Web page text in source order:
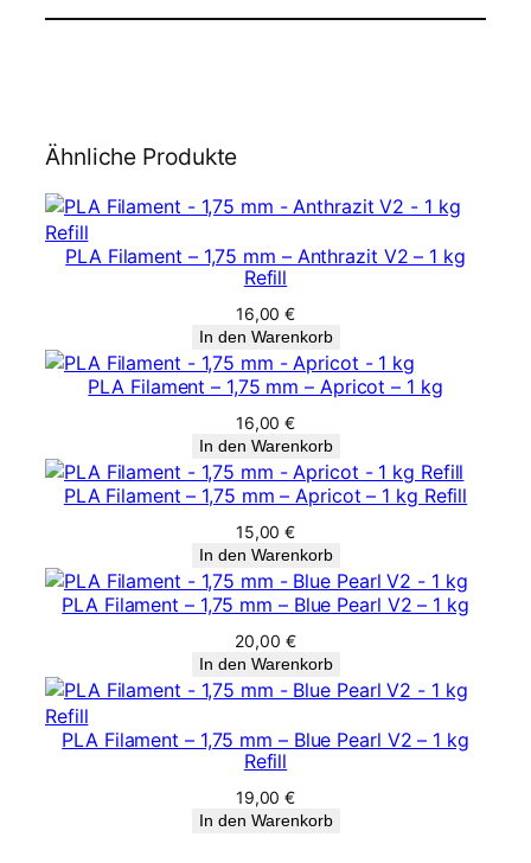
Ähnliche Produkte
PLA Filament – 1,75 mm – Anthrazit V2 – 1 kg
Refill
16,00€
In den Warenkorb
PLA Filament – 1,75 mm – Apricot – 1 kg
16,00€
In den Warenkorb
PLA Filament – 1,75 mm – Apricot – 1 kg Refill
15,00€
In den Warenkorb
PLA Filament – 1,75 mm – Blue Pearl V2 – 1 kg
20,00 €
In den Warenkorb
PLA Filament – 1,75 mm – Blue Pearl V2 – 1 kg
Refill
19,00€
In den Warenkorb